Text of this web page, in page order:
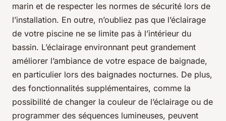
marin et de respecter les normes de sécurité lors de
l’installation. En outre, n’oubliez pas que l’éclairage
de votre piscine ne se limite pas à l’intérieur du
bassin. L’éclairage environnant peut grandement
améliorer l’ambiance de votre espace de baignade,
en particulier lors des baignades nocturnes. De plus,
des fonctionnalités supplémentaires, comme la
possibilité de changer la couleur de l’éclairage ou de
programmer des séquences lumineuses, peuvent